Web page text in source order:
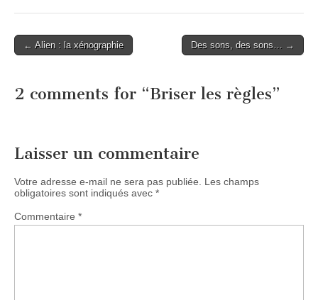
Post
← Alien : la xénographie Des sons, des sons… →
2 comments for “Briser les règles”
Laisser un commentaire
Votre adresse e-mail ne sera pas publiée. Les champs
obligatoires sont indiqués avec *
Commentaire *